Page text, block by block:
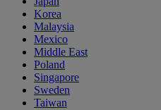
Korea
Malaysia
Mexico
Middle East
Poland
Singapore
Sweden
Taiwan